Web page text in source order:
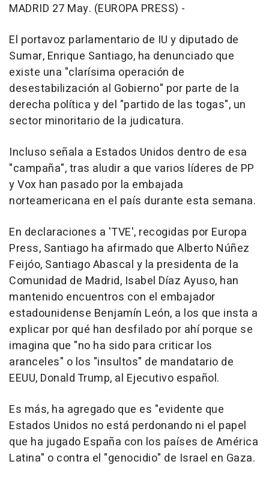
MADRID 27 May. (EUROPA PRESS) -
El portavoz parlamentario de IU y diputado de
Sumar, Enrique Santiago, ha denunciado que
existe una "clarísima operación de
desestabilización al Gobierno" por parte de la
derecha política y del "partido de las togas", un
sector minoritario de la judicatura.
Incluso señala a Estados Unidos dentro de esa
"campaña", tras aludir a que varios líderes de PP
y Vox han pasado por la embajada
norteamericana en el país durante esta semana.
En declaraciones a 'TVE', recogidas por Europa
Press, Santiago ha afirmado que Alberto Núñez
Feijóo, Santiago Abascal y la presidenta de la
Comunidad de Madrid, Isabel Díaz Ayuso, han
mantenido encuentros con el embajador
estadounidense Benjamín León, a los que insta a
explicar por qué han desfilado por ahí porque se
imagina que "no ha sido para criticar los
aranceles" o los "insultos" de mandatario de
EEUU, Donald Trump, al Ejecutivo español.
Es más, ha agregado que es "evidente que
Estados Unidos no está perdonando ni el papel
que ha jugado España con los países de América
Latina" o contra el "genocidio" de Israel en Gaza.